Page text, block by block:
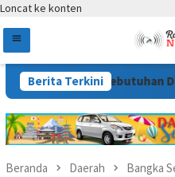
Loncat ke konten
Berita Terkini
Sesuai Kebutuhan Daerah
Beranda Daerah Bangka